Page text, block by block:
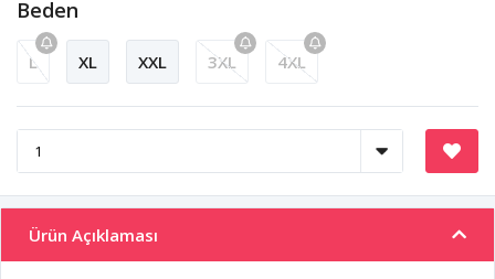
Beden
L XL XXL 3XL 4XL
Ürün Açıklaması